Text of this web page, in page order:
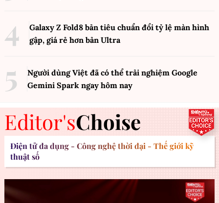
Galaxy Z Fold8 bản tiêu chuẩn đổi tỷ lệ màn hình
gập, giá rẻ hơn bản Ultra
Người dùng Việt đã có thể trải nghiệm Google
Gemini Spark ngay hôm nay
Editor'sChoise
Điện tử đa dụng - Công nghệ thời đại - Thế giới kỹ
thuật số